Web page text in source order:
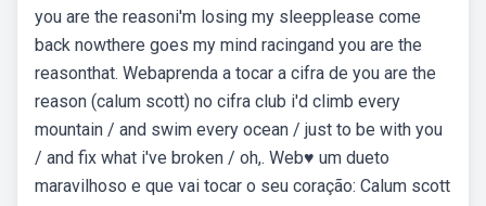
you are the reasoni'm losing my sleepplease come
back nowthere goes my mind racingand you are the
reasonthat. Webaprenda a tocar a cifra de you are the
reason (calum scott) no cifra club i'd climb every
mountain / and swim every ocean / just to be with you
/ and fix what i've broken / oh,. Web♥ um dueto
maravilhoso e que vai tocar o seu coração: Calum scott